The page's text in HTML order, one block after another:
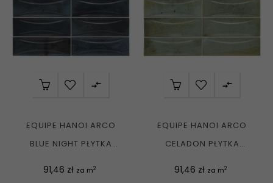

EQUIPE HANOI ARCO
BLUE NIGHT PŁYTKA
Cena
91,46 zł za m2

EQUIPE HANOI ARCO
CELADON PŁYTKA
Cena
91,46 zł za m2